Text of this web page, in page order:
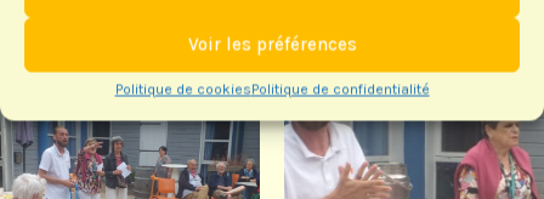
Voir les préférences
Politique de cookiesPolitique de confidentialité